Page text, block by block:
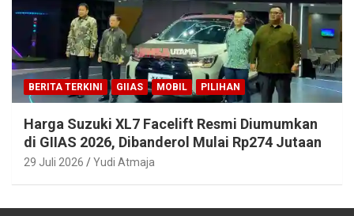
BERITA TERKINI GIIAS MOBIL PILIHAN
Harga Suzuki XL7 Facelift Resmi Diumumkan
di GIIAS 2026, Dibanderol Mulai Rp274 Jutaan
29 Juli 2026 Yudi Atmaja